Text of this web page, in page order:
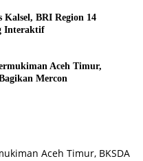
Kalsel, BRI Region 14
Interaktif
Aceh Timur,
Mercon